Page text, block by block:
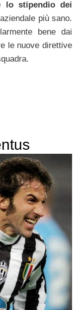
lo stipendio dei
più sano.
bene dai
le nuove direttive